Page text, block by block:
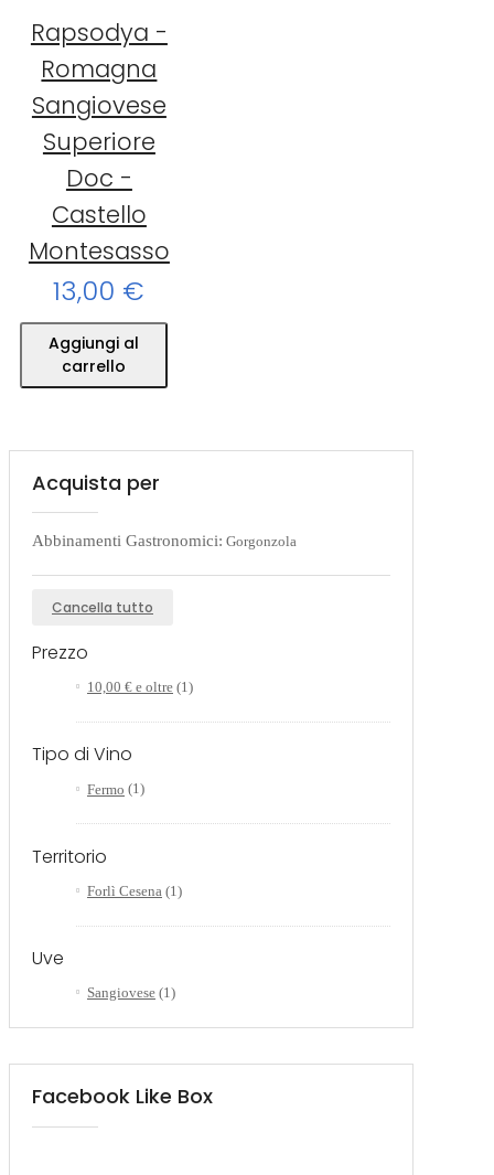
Rapsodya -
Romagna
Sangiovese
Superiore
Doc -
Castello
Montesasso
13,00 €
Aggiungi al
carrello
Acquista per
Abbinamenti Gastronomici: Gorgonzola
Cancella tutto
Prezzo
10,00 € e oltre (1)
Tipo di Vino
Fermo (1)
Territorio
Forlì Cesena (1)
Uve
Sangiovese (1)
Facebook Like Box